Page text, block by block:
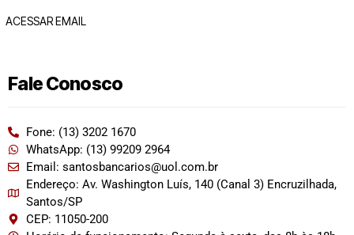
ACESSAR EMAIL
Fale Conosco
Fone: (13) 3202 1670
WhatsApp: (13) 99209 2964
Email: santosbancarios@uol.com.br
Endereço: Av. Washington Luís, 140 (Canal 3) Encruzilhada,
Santos/SP
CEP: 11050-200